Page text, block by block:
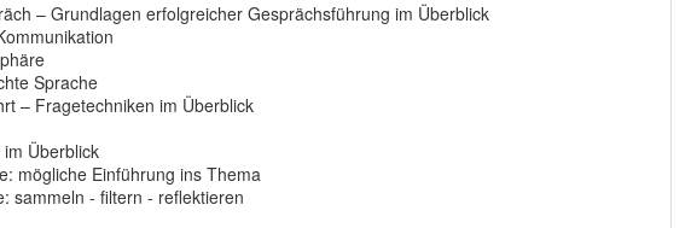
– Grundlagen erfolgreicher Gesprächsführung im Überblick
Sprache
– Fragetechniken im Überblick
Überblick
mögliche Einführung ins Thema
sammeln - filtern - reflektieren